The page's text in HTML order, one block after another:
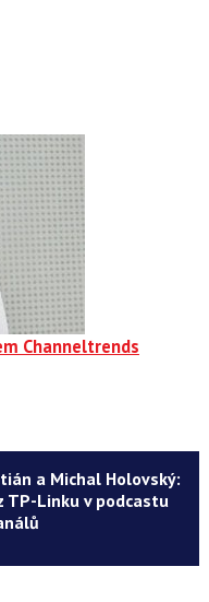
Channeltrends
a Michal Holovský:
TP-Linku v podcastu